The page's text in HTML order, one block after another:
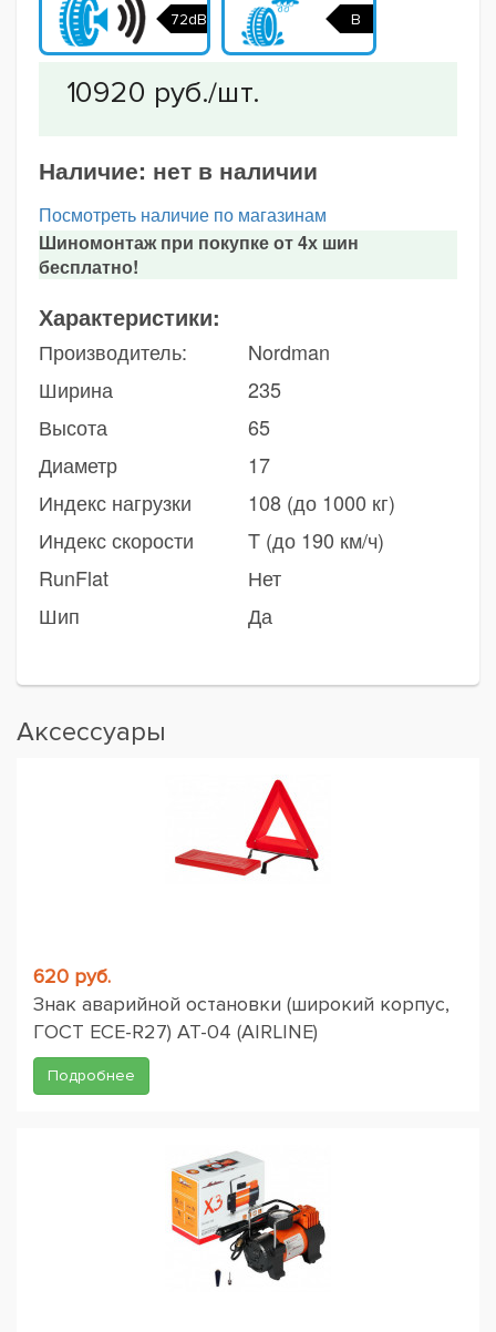
72dB B
Наличие: нет в наличии
Посмотреть наличие по магазинам
Шиномонтаж при покупке от 4х шин
бесплатно!
Характеристики:
Производитель:
Nordman
Ширина
235
Высота
65
Диаметр
17
Индекс нагрузки
108 (до 1000 кг)
Индекс скорости
T (до 190 км/ч)
RunFlat
Нет
Шип
Да
Аксессуары
620 руб.
Знак аварийной остановки (широкий корпус,
ГОСТ ЕСЕ-R27) AT-04 (AIRLINE)
Подробнее